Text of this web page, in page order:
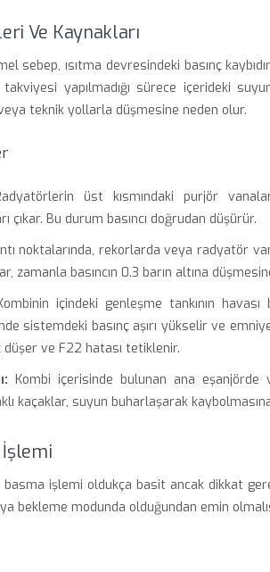
Ve Kaynakları
sebep, ısıtma devresindeki basınç
yapılmadığı sürece içerideki
teknik yollarla düşmesine neden olur.
üst kısmındaki purjör
çıkar. Bu durum basıncı doğrudan düşürür.
noktalarında, rekorlarda veya radyatör
zamanla basıncın 0.3 barın altına
içindeki genleşme tankının
sistemdeki basınç aşırı yükselir ve
düşer ve F22 hatası tetiklenir.
Kombi içerisinde bulunan ana eşanjörde
kaçaklar, suyun buharlaşarak
İşlemi
basma işlemi oldukça basit ancak dikkat
bekleme modunda olduğundan emin